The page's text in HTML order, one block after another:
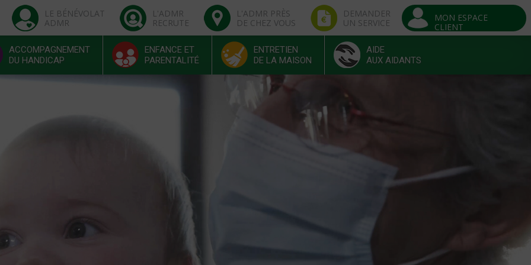
LE BÉNÉVOLAT
ADMR
L'ADMR
RECRUTE
L'ADMR PRÈS
DE CHEZ VOUS
DEMANDER
UN SERVICE
MON ESPACE
CLIENT
ACCOMPAGNEMENT
DU HANDICAP
ENFANCE ET
PARENTALITÉ
ENTRETIEN
DE LA MAISON
AIDE
AUX AIDANTS